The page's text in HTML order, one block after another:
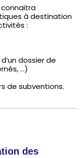
connaitra
à destination
:
dossier de
…)
de subventions.
des